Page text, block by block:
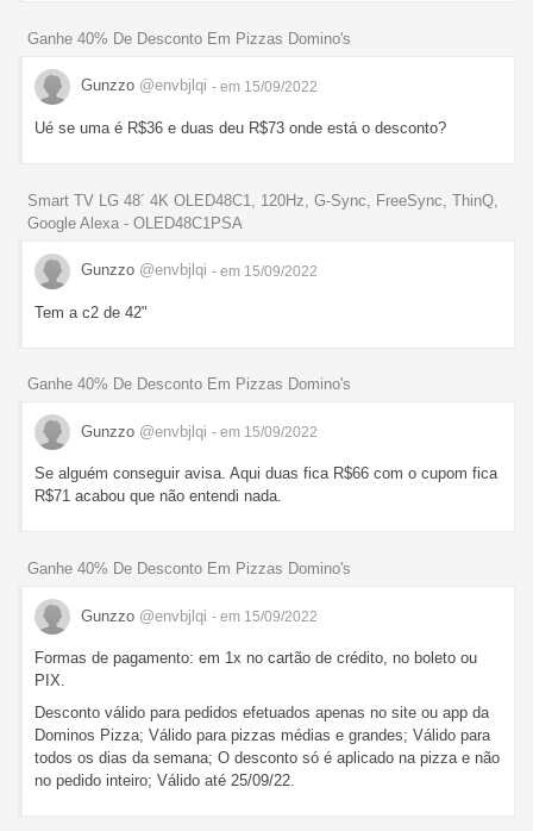
Ganhe 40% De Desconto Em Pizzas Domino's
Gunzzo @envbjlqi - em 15/09/2022
Ué se uma é R$36 e duas deu R$73 onde está o desconto?
Smart TV LG 48´ 4K OLED48C1, 120Hz, G-Sync, FreeSync, ThinQ,
Google Alexa - OLED48C1PSA
Gunzzo @envbjlqi - em 15/09/2022
Tem a c2 de 42"
Ganhe 40% De Desconto Em Pizzas Domino's
Gunzzo @envbjlqi - em 15/09/2022
Se alguém conseguir avisa. Aqui duas fica R$66 com o cupom fica
R$71 acabou que não entendi nada.
Ganhe 40% De Desconto Em Pizzas Domino's
Gunzzo @envbjlqi - em 15/09/2022
Formas de pagamento: em 1x no cartão de crédito, no boleto ou
PIX.
Desconto válido para pedidos efetuados apenas no site ou app da
Dominos Pizza; Válido para pizzas médias e grandes; Válido para
todos os dias da semana; O desconto só é aplicado na pizza e não
no pedido inteiro; Válido até 25/09/22.